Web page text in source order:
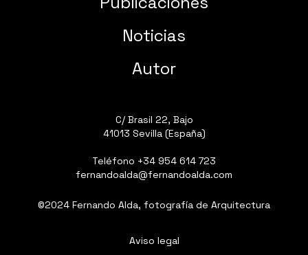
Noticias
Autor
C/ Brasil 22, Bajo
41013 Sevilla (España)
Teléfono +34 954 614 723
fernandoalda@fernandoalda.com
©2024 Fernando Alda, fotografía de Arquitectura
Aviso legal